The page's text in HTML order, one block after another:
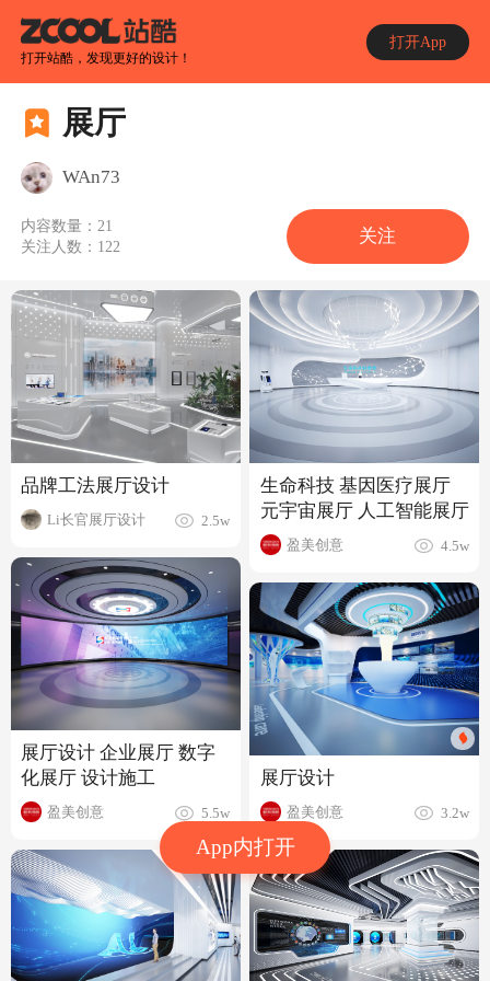
打开站酷，发现更好的设计！
打开App
App内打开
展厅
WAn73
内容数量： 21
关注人数： 122
关注
品牌工法展厅设计
Li长官展厅设计 2.5w
展厅设计 企业展厅 数字
化展厅 设计施工
盈美创意 5.5w
生命科技 基因医疗展厅
元宇宙展厅 人工智能展厅
盈美创意 4.5w
展厅设计
盈美创意 3.2w